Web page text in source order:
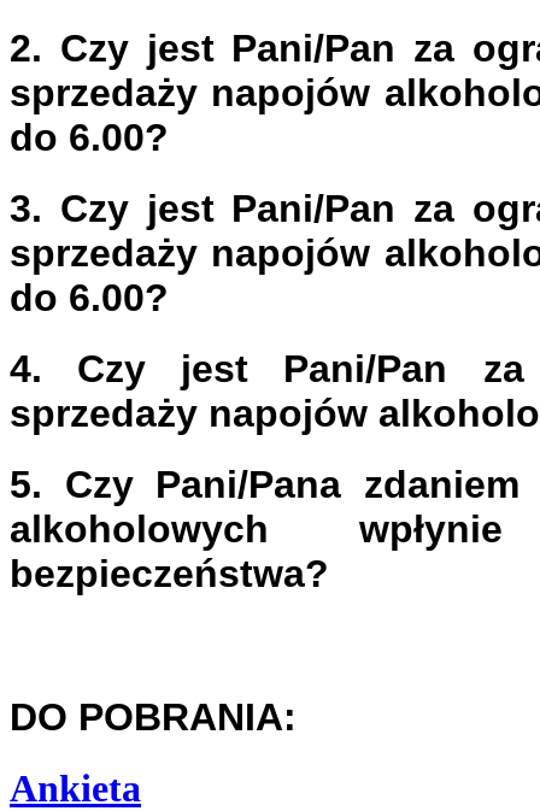
2. Czy jest Pani/Pan za
sprzedaży napojów
do 6.00?
3. Czy jest Pani/Pan za
sprzedaży napojów
do 6.00?
4. Czy jest Pani/Pan za
sprzedaży napojów
5. Czy Pani/Pana
alkoholowych
bezpieczeństwa?
DO POBRANIA:
Ankieta